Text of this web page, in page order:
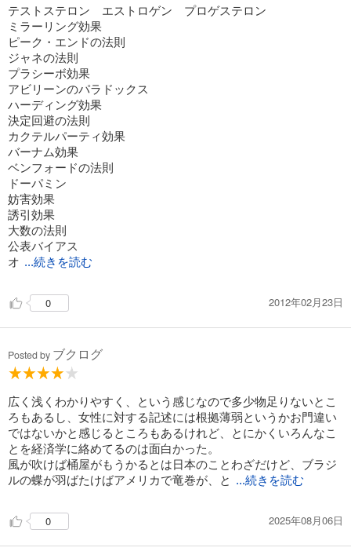
テストステロン エストロゲン プロゲステロン
ミラーリング効果
ピーク・エンドの法則
ジャネの法則
プラシーボ効果
アビリーンのパラドックス
ハーディング効果
決定回避の法則
カクテルパーティ効果
バーナム効果
ベンフォードの法則
ドーパミン
妨害効果
誘引効果
大数の法則
公表バイアス
オ ...続きを読む
0 2012年02月23日
Posted by ブクログ
広く浅くわかりやすく、という感じなので多少物足りないとこ
ろもあるし、女性に対する記述には根拠薄弱というかお門違い
ではないかと感じるところもあるけれど、とにかくいろんなこ
とを経済学に絡めてるのは面白かった。
風が吹けば桶屋がもうかるとは日本のことわざだけど、ブラジ
ルの蝶が羽ばたけばアメリカで竜巻が、と
...続きを読む
0 2025年08月06日